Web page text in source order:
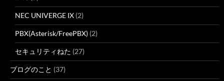
NEC UNIVERGE IX (2)
PBX(Asterisk/FreePBX) (2)
セキュリティねた (27)
ブログのこと (37)